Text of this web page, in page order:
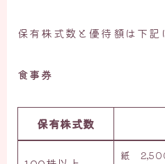
保有株式数と優待額は下記
食事券
保有株式数
紙